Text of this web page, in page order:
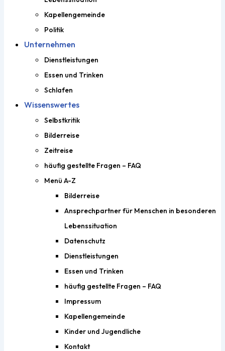
Kapellengemeinde
Politik
Unternehmen
Dienstleistungen
Essen und Trinken
Schlafen
Wissenswertes
Selbstkritik
Bilderreise
Zeitreise
häufig gestellte Fragen – FAQ
Menü A-Z
Bilderreise
Ansprechpartner für Menschen in besonderen
Lebenssituation
Datenschutz
Dienstleistungen
Essen und Trinken
häufig gestellte Fragen – FAQ
Impressum
Kapellengemeinde
Kinder und Jugendliche
Kontakt